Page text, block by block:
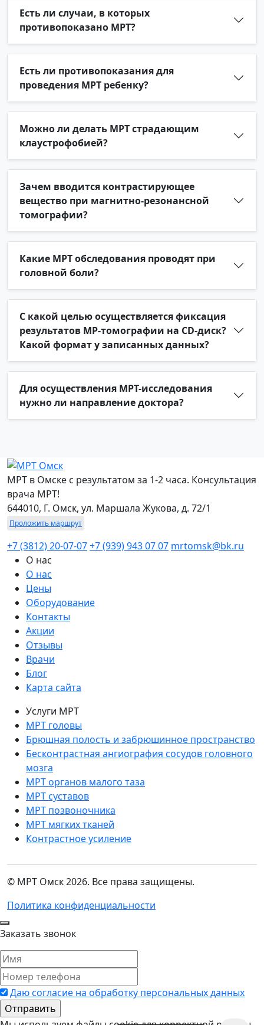
Есть ли случаи, в которых
противопоказано МРТ?
Есть ли противопоказания для
проведения МРТ ребенку?
Можно ли делать МРТ страдающим
клаустрофобией?
Зачем вводится контрастирующее
вещество при магнитно-резонансной
томографии?
Какие МРТ обследования проводят при
головной боли?
С какой целью осуществляется фиксация
результатов МР-томографии на CD-диск?
Какой формат у записанных данных?
Для осуществления МРТ-исследования
нужно ли направление доктора?
МРТ в Омске с результатом за 1-2 часа. Консультация
врача МРТ!
644010, Г. Омск, ул. Маршала Жукова, д. 72/1
Проложить маршрут
+7 (3812) 20-07-07+7 (939) 943 07 07 mrtomsk@bk.ru
О нас
О нас
Цены
Оборудование
Контакты
Акции
Отзывы
Врачи
Блог
Карта сайта
Услуги МРТ
МРТ головы
Брюшная полость и забрюшинное пространство
Бесконтрастная ангиография сосудов головного
мозга
МРТ органов малого таза
МРТ суставов
МРТ позвоночника
МРТ мягких тканей
Контрастное усиление
© МРТ Омск 2026. Все права защищены.
Политика конфиденциальности
Заказать звонок
Даю согласие на обработку персональных данных